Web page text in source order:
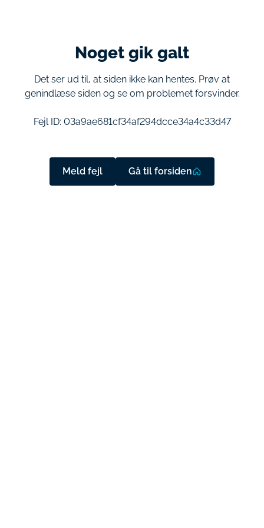
Noget gik galt
Det ser ud til, at siden ikke kan hentes. Prøv at
genindlæse siden og se om problemet forsvinder.
Fejl ID: 03a9ae681cf34af294dcce34a4c33d47
Meld fejl Gå til forsiden